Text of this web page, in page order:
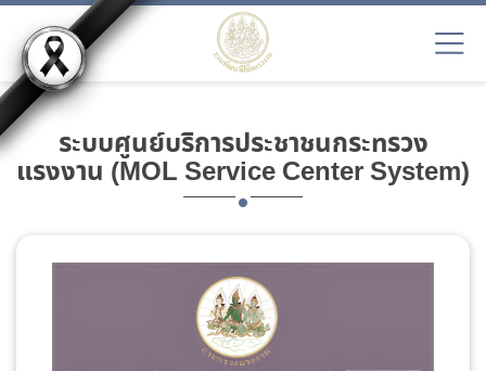
ระบบศูนย์บริการประชาชนกระทรวง
แรงงาน (MOL Service Center System)